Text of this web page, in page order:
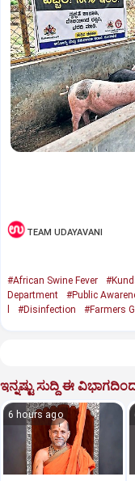
TEAM UDAYAVANI
#African Swine Fever
Department
#Public
#Disinfection #Farmers
ಇನ್ನಷ್ಟು ಸುದ್ದಿ ಈ
6 hours ago